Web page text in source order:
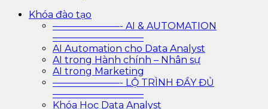
Khóa đào tạo
———————- AI & AUTOMATION
—————————–
AI Automation cho Data Analyst
AI trong Hành chính – Nhân sự
AI trong Marketing
———————- LỘ TRÌNH ĐẦY ĐỦ
—————————–
Khóa Học Data Analyst